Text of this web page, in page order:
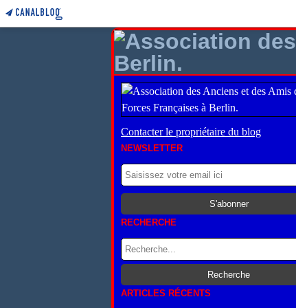
Contacter le propriétaire du blog
NEWSLETTER
RECHERCHE
ARTICLES RÉCENTS